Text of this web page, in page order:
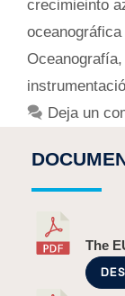
crecimieinto
Oceanografía,
Deja un
The